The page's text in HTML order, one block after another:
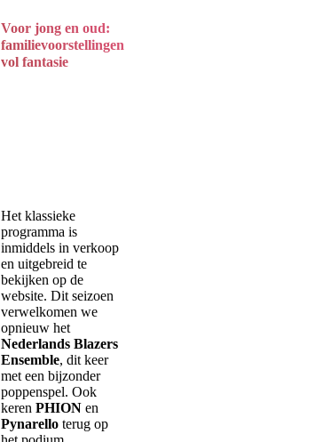
Voor jong en oud:
familievoorstellingen
vol fantasie
Het klassieke
programma is
inmiddels in verkoop
en uitgebreid te
bekijken op de
website. Dit seizoen
verwelkomen we
opnieuw het
Nederlands Blazers
Ensemble, dit keer
met een bijzonder
poppenspel. Ook
keren PHION en
Pynarello terug op